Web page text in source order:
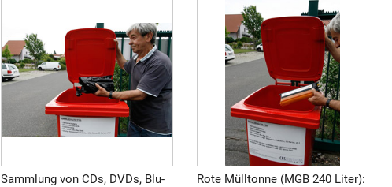
Sammlung von CDs, DVDs, Blu-
Rote Mülltonne (MGB 240 Liter):